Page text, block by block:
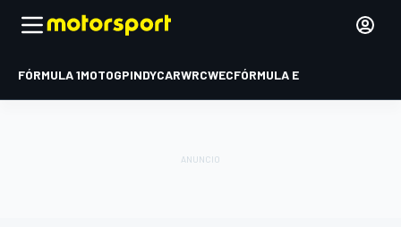
FÓRMULA 1MOTOGPINDYCARWRCWECFÓRMULA E